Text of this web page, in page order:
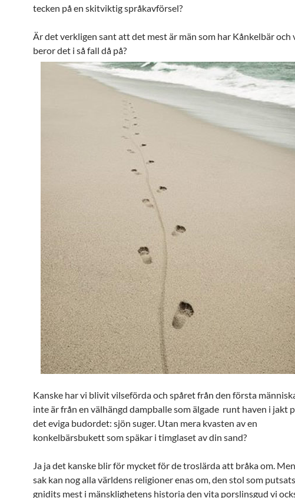
tecken på en skitviktig språkavförsel?
Är det verkligen sant att det mest är män som har Kånkelbär och
beror det i så fall då på?
Kanske har vi blivit vilseförda och spåret från den första
inte är från en välhängd dampballe som älgade runt haven i jakt
det eviga budordet: sjön suger. Utan mera kvasten av en
konkelbärsbukett som späkar i timglaset av din sand?
Ja ja det kanske blir för mycket för de troslärda att bråka om.
sak kan nog alla världens religioner enas om, den stol som
gnidits mest i mänsklighetens historia den vita porslinsgud vi